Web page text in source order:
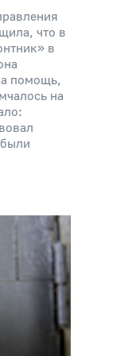
что в
в
помощь,
на